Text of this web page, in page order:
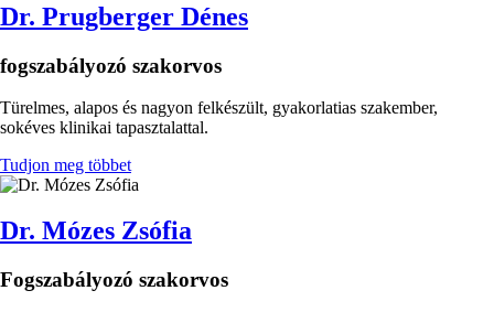
Dr. Prugberger Dénes
fogszabályozó szakorvos
Türelmes, alapos és nagyon felkészült, gyakorlatias szakember,
sokéves klinikai tapasztalattal.
Tudjon meg többet
Kép
Dr. Mózes Zsófia
Fogszabályozó szakorvos